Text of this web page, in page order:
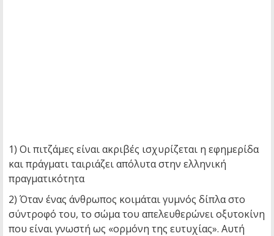
1) Οι πιτζάμες είναι ακριβές ισχυρίζεται η εφημερίδα
και πράγματι ταιριάζει απόλυτα στην ελληνική
πραγματικότητα
2) Όταν ένας άνθρωπος κοιμάται γυμνός δίπλα στο
σύντροφό του, το σώμα του απελευθερώνει οξυτοκίνη
που είναι γνωστή ως «ορμόνη της ευτυχίας». Αυτή